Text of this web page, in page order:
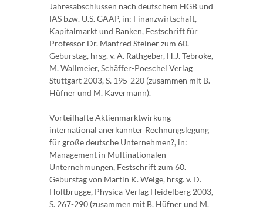
Jahresabschlüssen nach deutschem HGB und
IAS bzw. U.S. GAAP, in: Finanzwirtschaft,
Kapitalmarkt und Banken, Festschrift für
Professor Dr. Manfred Steiner zum 60.
Geburstag, hrsg. v. A. Rathgeber, H.J. Tebroke,
M. Wallmeier, Schäffer-Poeschel Verlag
Stuttgart 2003, S. 195-220 (zusammen mit B.
Hüfner und M. Kavermann).
Vorteilhafte Aktienmarktwirkung
international anerkannter Rechnungslegung
für große deutsche Unternehmen?, in:
Management in Multinationalen
Unternehmungen, Festschrift zum 60.
Geburstag von Martin K. Welge, hrsg. v. D.
Holtbrügge, Physica-Verlag Heidelberg 2003,
S. 267-290 (zusammen mit B. Hüfner und M.